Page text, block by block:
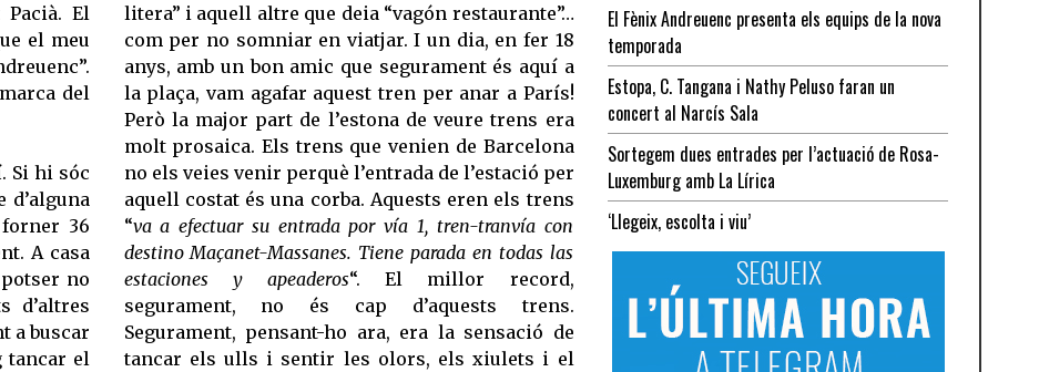
El
el meu
del
Si hi sóc
d’alguna
36
A casa
no
d’altres
a buscar
tancar el
litera” i aquell altre que deia “vagón restaurante”…
com per no somniar en viatjar. I un dia, en fer 18
anys, amb un bon amic que segurament és aquí a
la plaça, vam agafar aquest tren per anar a París!
Però la major part de l’estona de veure trens era
molt prosaica. Els trens que venien de Barcelona
no els veies venir perquè l’entrada de l’estació per
aquell costat és una corba. Aquests eren els trens
“va a efectuar su entrada por vía 1, tren-tranvía con
destino Maçanet-Massanes. Tiene parada en todas las
estaciones y apeaderos“. El millor record,
segurament, no és cap d’aquests trens.
Segurament, pensant-ho ara, era la sensació de
tancar els ulls i sentir les olors, els xiulets i el
El Fènix Andreuenc presenta els equips de la nova
temporada
Estopa, C. Tangana i Nathy Peluso faran un
concert al Narcís Sala
Sortegem dues entrades per l’actuació de Rosa-
Luxemburg amb La Lírica
‘Llegeix, escolta i viu’